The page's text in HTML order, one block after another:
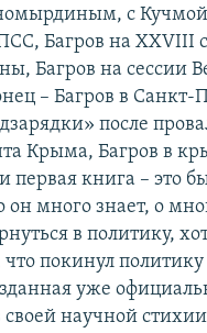
с
Багров на ХХVIIІ
Багров на сессии
– Багров в Санкт-
после
Крыма, Багров в
первая книга – это
он много знает, о
в политику,
покинул политику
уже
своей научной